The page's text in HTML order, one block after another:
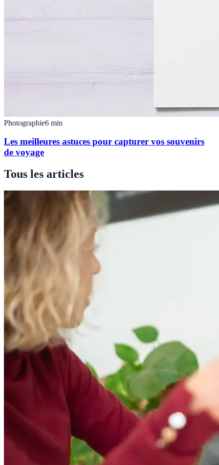
Photographie6 min
Les meilleures astuces pour capturer vos souvenirs
de voyage
Tous les articles